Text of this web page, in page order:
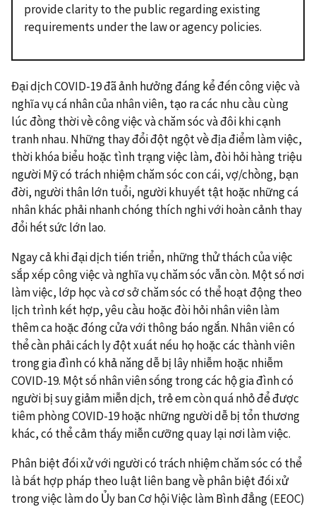
provide clarity to the public regarding existing
requirements under the law or agency policies.
Đại dịch COVID-19 đã ảnh hưởng đáng kể đến công việc và
nghĩa vụ cá nhân của nhân viên, tạo ra các nhu cầu cùng
lúc đồng thời về công việc và chăm sóc và đôi khi cạnh
tranh nhau. Những thay đổi đột ngột về địa điểm làm việc,
thời khóa biểu hoặc tình trạng việc làm, đòi hỏi hàng triệu
người Mỹ có trách nhiệm chăm sóc con cái, vợ/chồng, bạn
đời, người thân lớn tuổi, người khuyết tật hoặc những cá
nhân khác phải nhanh chóng thích nghi với hoàn cảnh thay
đổi hết sức lớn lao.
Ngay cả khi đại dịch tiến triển, những thử thách của việc
sắp xếp công việc và nghĩa vụ chăm sóc vẫn còn. Một số nơi
làm việc, lớp học và cơ sở chăm sóc có thể hoạt động theo
lịch trình kết hợp, yêu cầu hoặc đòi hỏi nhân viên làm
thêm ca hoặc đóng cửa với thông báo ngắn. Nhân viên có
thể cần phải cách ly đột xuất nếu họ hoặc các thành viên
trong gia đình có khả năng dễ bị lây nhiễm hoặc nhiễm
COVID-19. Một số nhân viên sống trong các hộ gia đình có
người bị suy giảm miễn dịch, trẻ em còn quá nhỏ để được
tiêm phòng COVID-19 hoặc những người dễ bị tổn thương
khác, có thể cảm thấy miễn cưỡng quay lại nơi làm việc.
Phân biệt đối xử với người có trách nhiệm chăm sóc có thể
là bất hợp pháp theo luật liên bang về phân biệt đối xử
trong việc làm do Ủy ban Cơ hội Việc làm Bình đẳng (EEOC)